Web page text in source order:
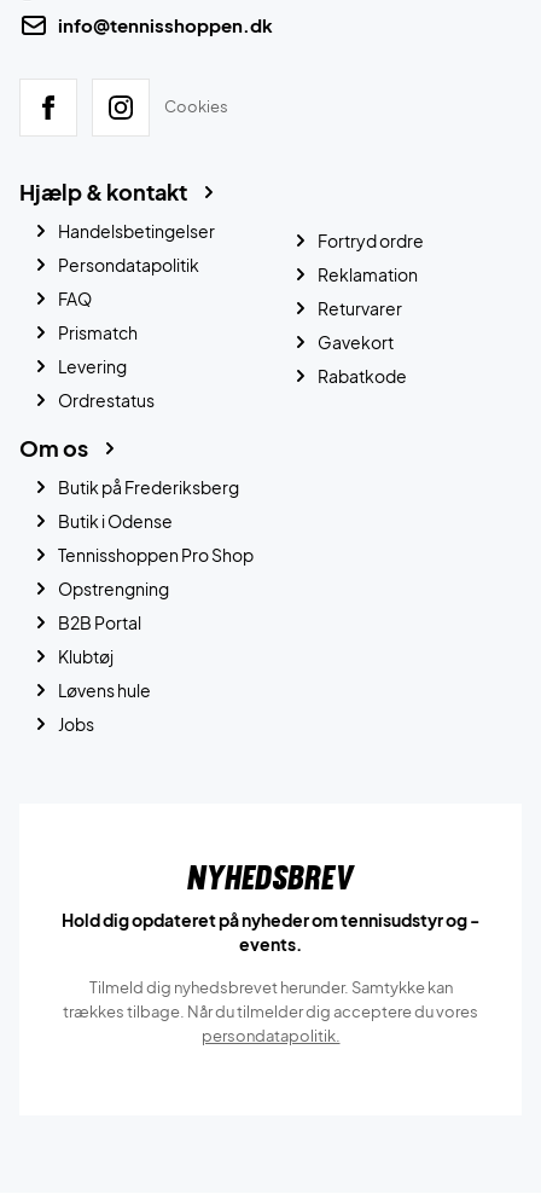
info@tennisshoppen.dk
Cookies
Hjælp & kontakt
Handelsbetingelser
Persondatapolitik
FAQ
Prismatch
Levering
Ordrestatus
Fortryd ordre
Reklamation
Returvarer
Gavekort
Rabatkode
Om os
Butik på Frederiksberg
Butik i Odense
Tennisshoppen Pro Shop
Opstrengning
B2B Portal
Klubtøj
Løvens hule
Jobs
Nyhedsbrev
Hold dig opdateret på nyheder om tennisudstyr og -
events.
Tilmeld dig nyhedsbrevet herunder. Samtykke kan
trækkes tilbage. Når du tilmelder dig acceptere du vores
persondatapolitik.